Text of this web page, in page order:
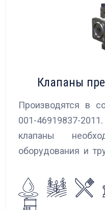
Клапаны
Производятся в
001-46919837-
клапаны
оборудования и
сброса среды в